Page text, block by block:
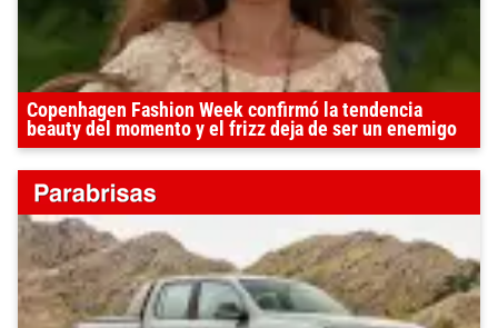
Copenhagen Fashion Week confirmó la tendencia
beauty del momento y el frizz deja de ser un enemigo